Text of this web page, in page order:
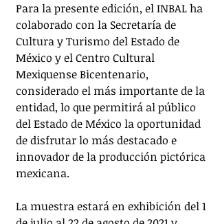
Para la presente edición, el INBAL ha
colaborado con la Secretaría de
Cultura y Turismo del Estado de
México y el Centro Cultural
Mexiquense Bicentenario,
considerado el más importante de la
entidad, lo que permitirá al público
del Estado de México la oportunidad
de disfrutar lo más destacado e
innovador de la producción pictórica
mexicana.
La muestra estará en exhibición del 1